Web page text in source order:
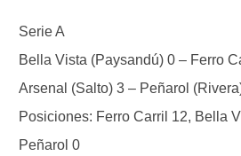
Serie A
Bella Vista (Paysandú) 0 – Ferro
Arsenal (Salto) 3 – Peñarol
Posiciones: Ferro Carril 12, Bella
Peñarol 0